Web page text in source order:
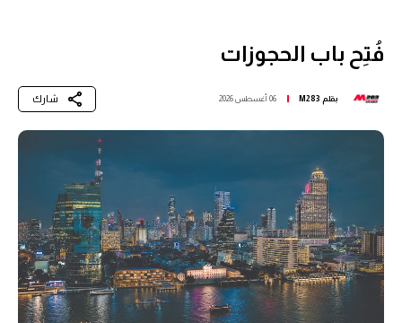
فُتِح باب الحجوزات
بقلم M283 06 أغسطس 2026 شارك